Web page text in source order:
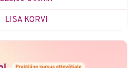
LISA KORVI